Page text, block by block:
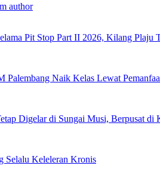
author
Pit Stop Part II 2026, Kilang Plaju
Naik Kelas Lewat
Digelar di Sungai Musi, Berpusat di
Selalu Keleleran Kronis